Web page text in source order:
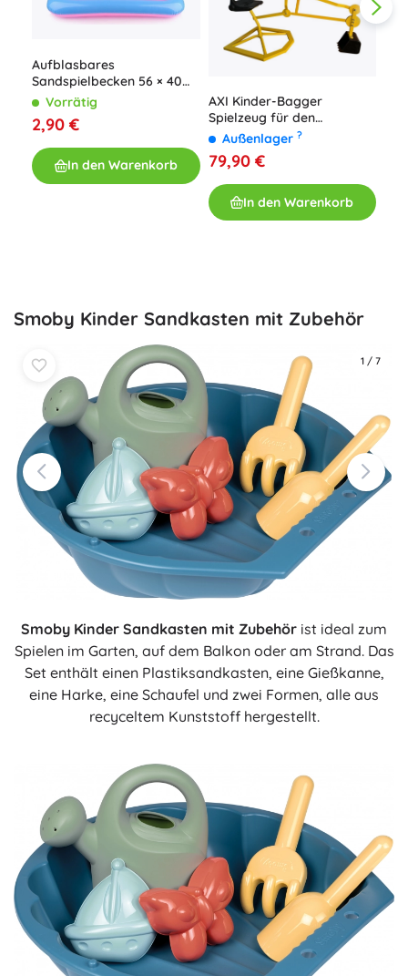
Aufblasbares
Sandspielbecken 56 × 40
cmVorrätig
2,90 €
In den Warenkorb
AXI Kinder-Bagger
Spielzeug für den
Sandkasten Justin
Außenlager ?
79,90 €
In den Warenkorb
Smoby Kinder Sandkasten mit Zubehör
1 / 7
Smoby Kinder Sandkasten mit Zubehör ist ideal zum
Spielen im Garten, auf dem Balkon oder am Strand. Das
Set enthält einen Plastiksandkasten, eine Gießkanne,
eine Harke, eine Schaufel und zwei Formen, alle aus
recyceltem Kunststoff hergestellt.